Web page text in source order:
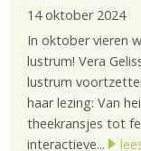
14 oktober 2024
In oktober vieren
lustrum! Vera
lustrum
haar lezing: Van
theekransjes tot
interactieve...